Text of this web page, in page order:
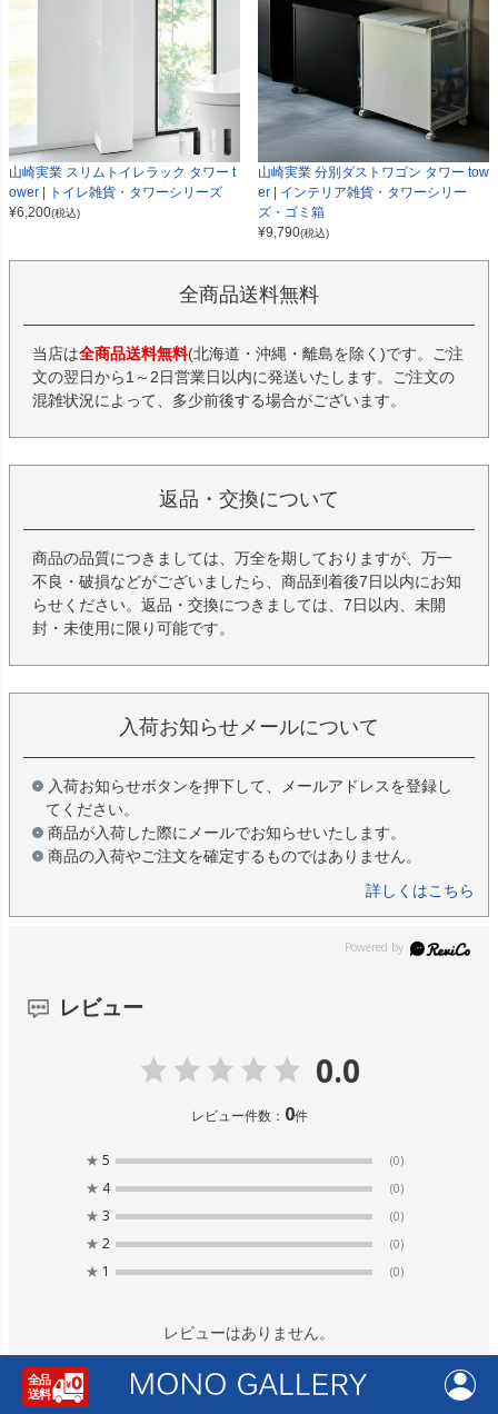
山崎実業 スリムトイレラック タワー t
ower | トイレ雑貨・タワーシリーズ
¥6,200(税込)
山崎実業 分別ダストワゴン タワー tow
er | インテリア雑貨・タワーシリー
ズ・ゴミ箱
¥9,790(税込)
全商品送料無料
当店は全商品送料無料(北海道・沖縄・離島を除く)です。ご注
文の翌日から1～2日営業日以内に発送いたします。ご注文の
混雑状況によって、多少前後する場合がございます。
返品・交換について
商品の品質につきましては、万全を期しておりますが、万一
不良・破損などがございましたら、商品到着後7日以内にお知
らせください。返品・交換につきましては、7日以内、未開
封・未使用に限り可能です。
入荷お知らせメールについて
入荷お知らせボタンを押下して、メールアドレスを登録し
てください。
商品が入荷した際にメールでお知らせいたします。
商品の入荷やご注文を確定するものではありません。
詳しくはこちら
レビュー
0.0
レビュー件数： 0件
★ 5 (0)
★ 4 (0)
★ 3 (0)
★ 2 (0)
★ 1 (0)
レビューはありません。